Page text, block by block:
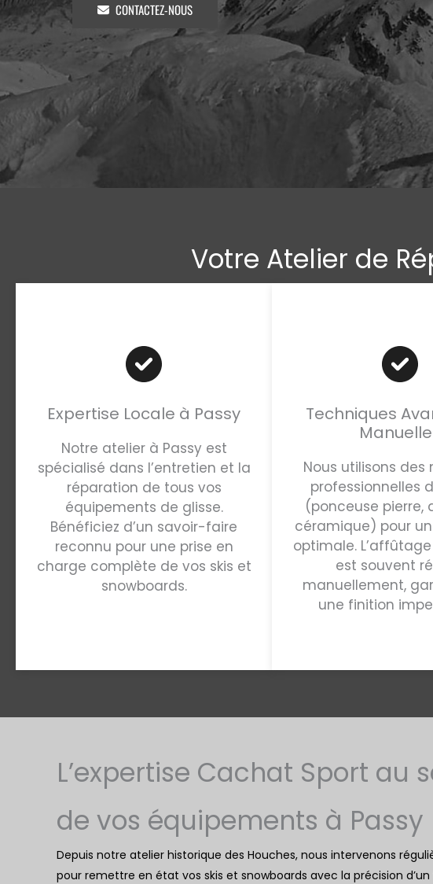
CONTACTEZ-NOUS
Votre Atelier de
Expertise Locale à Passy
Notre atelier à Passy est
spécialisé dans l’entretien et la
réparation de tous vos
équipements de glisse.
Bénéficiez d’un savoir-faire
reconnu pour une prise en
charge complète de vos skis et
snowboards.
Techniques
Nous utilisons des
professionnelles
(ponceuse pierre,
céramique) pour
optimale.
est souvent
manuellement,
une finition
L’expertise Cachat Sport au
de vos équipements à Passy
Depuis notre atelier historique des Houches, nous intervenons
pour remettre en état vos skis et snowboards avec la précision